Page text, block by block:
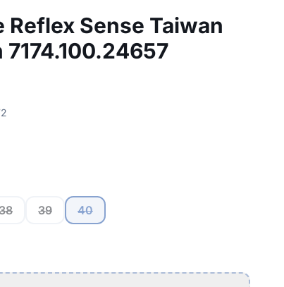
Reflex Sense Taiwan
7174.100.24657
39 40